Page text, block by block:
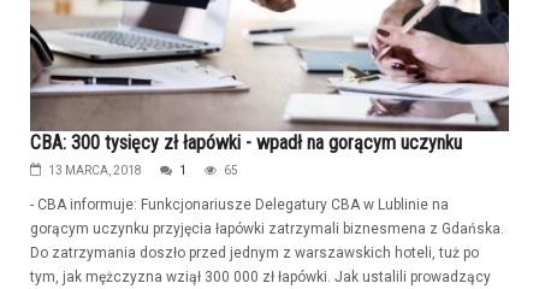
CBA: 300 tysięcy zł łapówki - wpadł na gorącym uczynku
13 MARCA, 2018 1 65
- CBA informuje: Funkcjonariusze Delegatury CBA w Lublinie na
gorącym uczynku przyjęcia łapówki zatrzymali biznesmena z Gdańska.
Do zatrzymania doszło przed jednym z warszawskich hoteli, tuż po
tym, jak mężczyzna wziął 300 000 zł łapówki. Jak ustalili prowadzący